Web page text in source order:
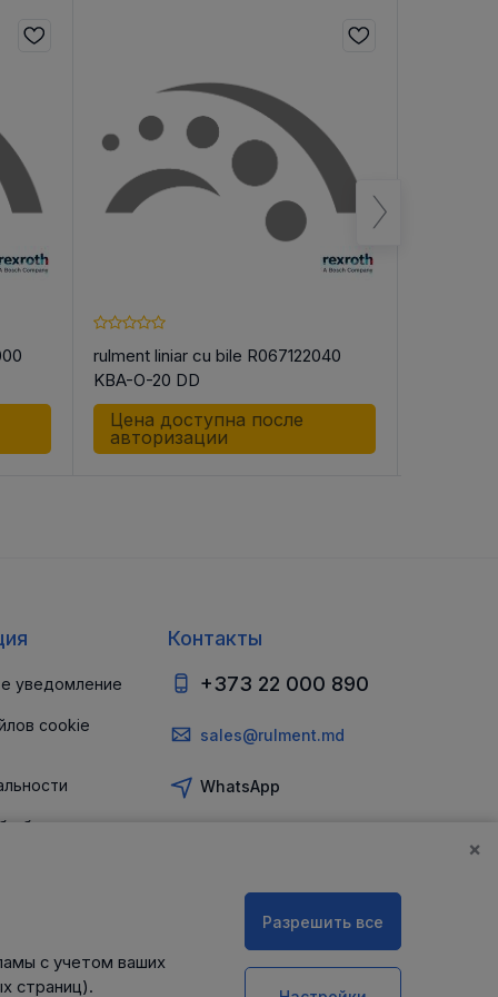
rulment liniar cu bile R067122040
KBA-O-20 DD
Цена доступна после
авторизации
уведомление
cookie
обеспечении
Контакты
+373 22 000 890
sales@rulment.md
WhatsApp
×
с учетом ваших
страниц).
Разрешить все